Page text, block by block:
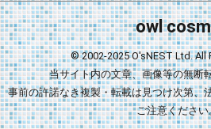
owl
© 2002-2025 O'sNEST Ltd. All
当サイト内の文章、画像等の無断
事前の許諾なき複製・転載は見つけ次第、
ご注意ください